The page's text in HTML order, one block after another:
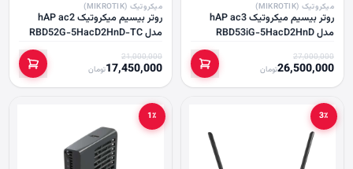
میکروتیک (MIKROTIK)
روتر بیسیم میکروتیک hAP ac3
مدل RBD53iG-5HacD2HnD
27,000,000
26,500,000تومان
میکروتیک (MIKROTIK)
روتر بیسیم میکروتیک hAP ac2
مدل RBD52G-5HacD2HnD-TC
21,000,000
17,450,000تومان
3٪ 1٪